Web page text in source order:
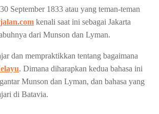
September 1833 atau yang teman-teman
kenali saat ini sebagai Jakarta
dari Munson dan Lyman.
dan mempraktikkan tentang bagaimana
. Dimana diharapkan kedua bahasa ini
Munson dan Lyman, dan bahasa yang
di Batavia.